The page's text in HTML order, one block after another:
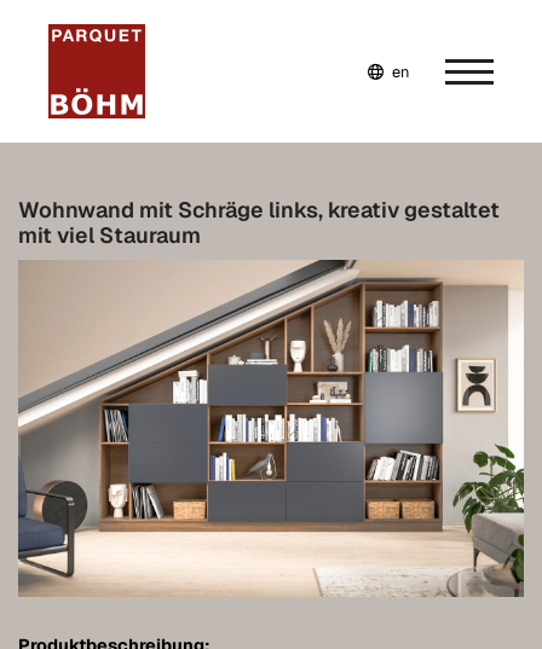
en
Wohnwand mit Schräge links, kreativ gestaltet
mit viel Stauraum
Home
Company
Plan your very own furniture
Bespoke furniture
Inspiration
Plan bespoke furniture
Bathroom furniture
Furniture for sloping ceilings